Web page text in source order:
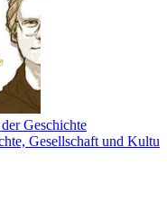
Geschichte
Gesellschaft und Kultur